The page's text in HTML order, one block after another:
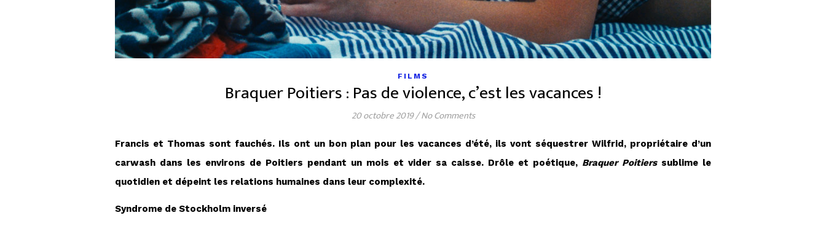
FILMS
Braquer Poitiers : Pas de violence, c’est les vacances !
20 octobre 2019/No Comments
Francis et Thomas sont fauchés. Ils ont un bon plan pour les vacances d’été, ils vont séquestrer Wilfrid, propriétaire d’un
carwash dans les environs de Poitiers pendant un mois et vider sa caisse. Drôle et poétique, Braquer Poitierssublime le
quotidien et dépeint les relations humaines dans leur complexité.
Syndrome de Stockholm inversé